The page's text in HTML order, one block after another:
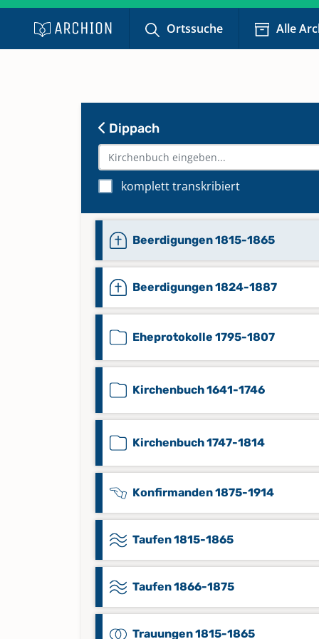
Ortssuche Alle
Dippach
komplett transkribiert
Beerdigungen 1815-1865
Beerdigungen 1824-1887
Eheprotokolle 1795-1807
Kirchenbuch 1641-1746
Kirchenbuch 1747-1814
Konfirmanden 1875-1914
Taufen 1815-1865
Taufen 1866-1875
Trauungen 1815-1865